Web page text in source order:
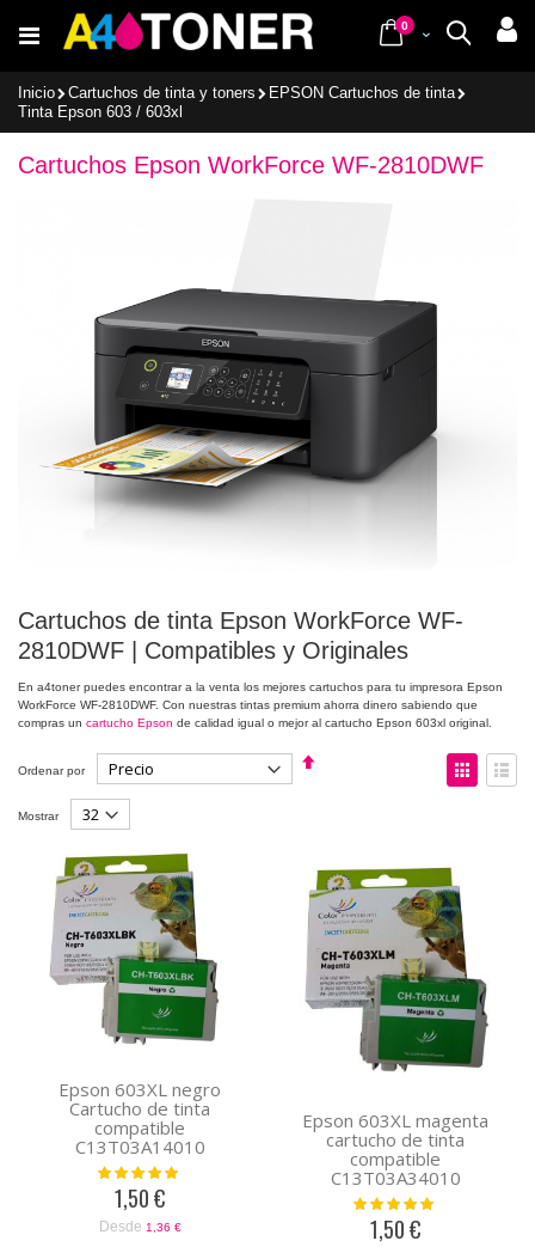
al
contenido
Buscar
Cart
0items
Inicio Cartuchos de tinta y toners
EPSON Cartuchos de tinta
Tinta Epson 603 / 603xl
Cartuchos Epson WorkForce WF-2810DWF
Cartuchos de tinta Epson WorkForce WF-
2810DWF | Compatibles y Originales
En a4toner puedes encontrar a la venta los mejores cartuchos para tu impresora Epson
WorkForce WF-2810DWF. Con nuestras tintas premium ahorra dinero sabiendo que
compras un cartucho Epson de calidad igual o mejor al cartucho Epson 603xl original.
Ordenar por
Fijar
Ver
como
Mostrar
Epson 603XL negro
Cartucho de tinta
compatible
C13T03A14010
Valoración:
1,50 €
Desde 1,36 €
Epson 603XL magenta
cartucho de tinta
compatible
C13T03A34010
Valoración:
1,50 €